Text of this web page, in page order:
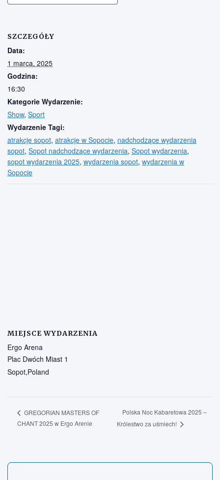
SZCZEGÓŁY
Data:
1 marca, 2025
Godzina:
16:30
Kategorie Wydarzenie:
Show, Sport
Wydarzenie Tagi:
atrakcje sopot, atrakcje w Sopocie, nadchodzące wydarzenia
sopot, Sopot nadchodzące wydarzenia, Sopot wydarzenia,
sopot wydarzenia 2025, wydarzenia sopot, wydarzenia w
Sopocie
MIEJSCE WYDARZENIA
Ergo Arena
Plac Dwóch Miast 1
Sopot,Poland
GREGORIAN MASTERS OF
CHANT 2025 w Ergo Arenie
Polska Noc Kabaretowa 2025 –
Królestwo za uśmiech!